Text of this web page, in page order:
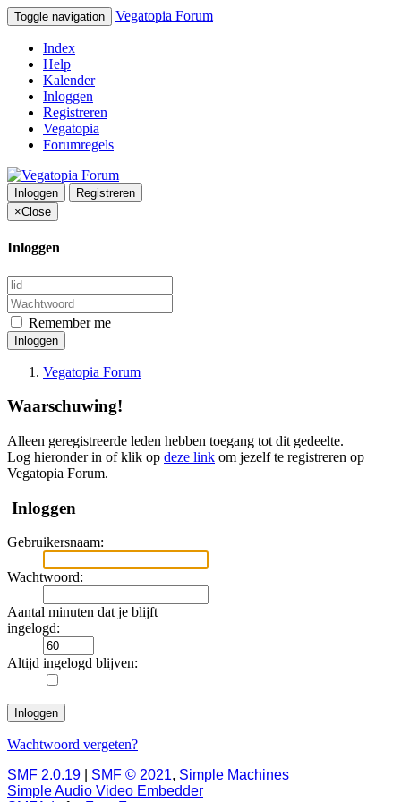
Toggle navigation Vegatopia Forum
Index
Help
Kalender
Inloggen
Registreren
Vegatopia
Forumregels
Inloggen
Registreren
×Close
Inloggen
Remember me
Inloggen
Vegatopia Forum
Waarschuwing!
Alleen geregistreerde leden hebben toegang tot dit gedeelte.
Log hieronder in of klik op deze link om jezelf te registreren op
Vegatopia Forum.
Inloggen
Gebruikersnaam:
Wachtwoord:
Aantal minuten dat je blijft
ingelogd:
Altijd ingelogd blijven:
Wachtwoord vergeten?
SMF 2.0.19
SMF © 2021, Simple Machines
Simple Audio Video Embedder